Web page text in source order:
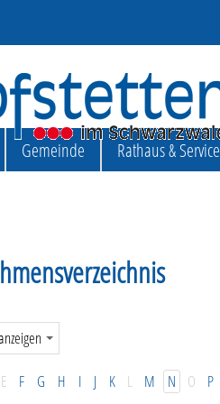
Gemeinde Rathaus & Service
E F G H I J K L M N O P